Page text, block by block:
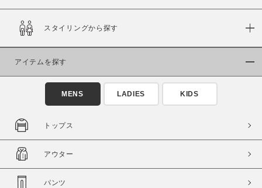
スタイリングから探す
アイテムを探す
MENS LADIES KIDS
トップス
アウター
パンツ